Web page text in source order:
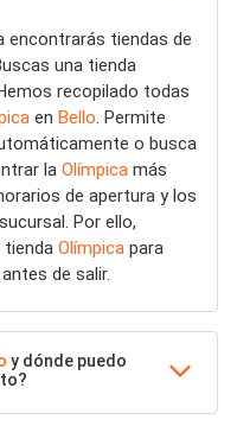
encontrarás tiendas de
una tienda
recopilado todas
en Bello. Permite
o busca
la Olímpica más
de apertura y los
Por ello,
tienda Olímpica para
de salir.
y dónde puedo